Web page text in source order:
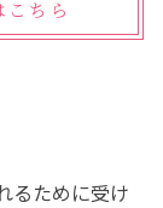
ちら
るために受け